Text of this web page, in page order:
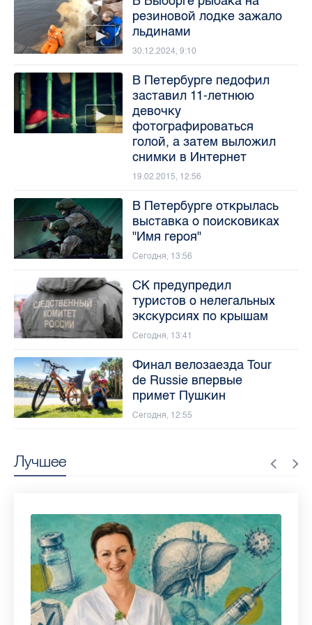
Лучшее
резиновой лодке зажало
льдинами
30.12.2024, 9:10
В Петербурге педофил
заставил 11-летнюю
девочку
фотографироваться
голой, а затем выложил
снимки в Интернет
19.02.2015, 12:56
В Петербурге открылась
выставка о поисковиках
"Имя героя"
Сегодня, 13:56
СК предупредил
туристов о нелегальных
экскурсиях по крышам
Сегодня, 13:41
Финал велозаезда Tour
de Russie впервые
примет Пушкин
Сегодня, 12:55